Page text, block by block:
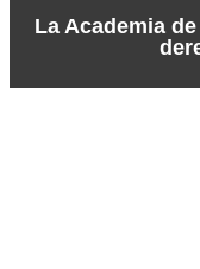
La Academia